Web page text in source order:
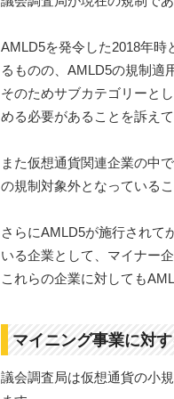
AMLD5を発令した2018年
るものの、AMLD5の規制適
そのためサブカテゴリーと
める必要があることを訴えて
また仮想通貨関連企業の中
の規制対象外となっている
さらにAMLD5が施行されて
いる企業として、マイナー
これらの企業に対しても
マイニング事業に対
議会調査局は仮想通貨の小